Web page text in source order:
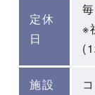
定休
日
※
施設